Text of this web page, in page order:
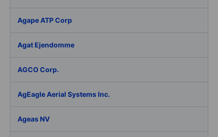
Agape ATP Corp
Agat Ejendomme
AGCO Corp.
AgEagle Aerial Systems Inc.
Ageas NV